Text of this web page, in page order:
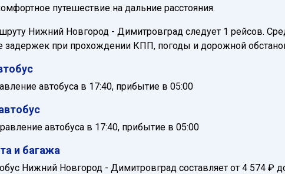
путешествие на дальние расстояния.
Нижний Новгород - Димитровград следует 1 рейсов.
задержек при прохождении КПП, погоды и дорожной
автобуса в 17:40, прибытие в 05:00
автобуса в 17:40, прибытие в 05:00
и багажа
Нижний Новгород - Димитровград составляет от 4 574